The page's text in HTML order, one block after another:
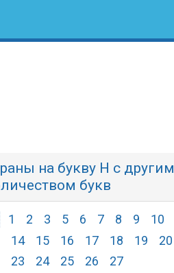
на букву Н с другим
букв
1 2 3 5 6 7 8 9 10
14 15 16 17 18 19 20
23 24 25 26 27